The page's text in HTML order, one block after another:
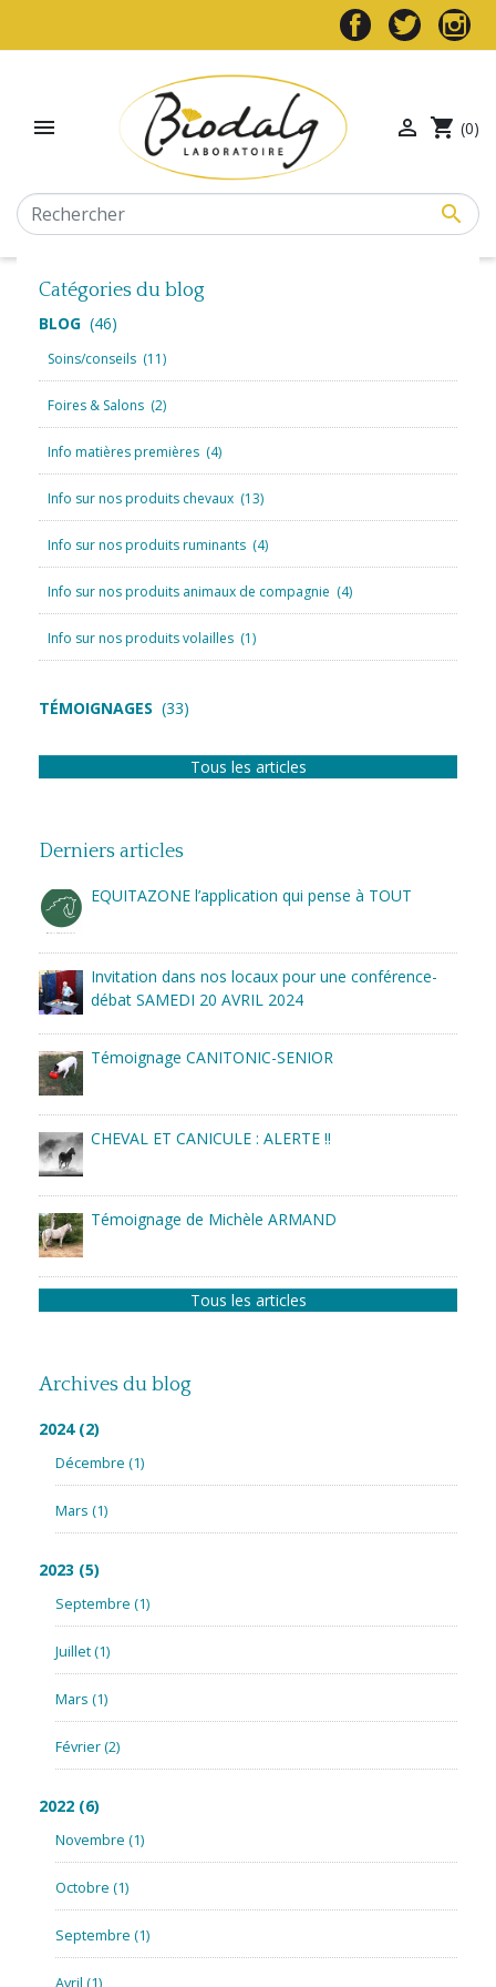


 shopping_cart (0)
Catégories du blog
BLOG (46)
Soins/conseils (11)
Foires & Salons (2)
Info matières premières (4)
Info sur nos produits chevaux (13)
Info sur nos produits ruminants (4)
Info sur nos produits animaux de compagnie (4)
Info sur nos produits volailles (1)
TÉMOIGNAGES (33)
Tous les articles
Derniers articles
EQUITAZONE l’application qui pense à TOUT
Invitation dans nos locaux pour une conférence-
débat SAMEDI 20 AVRIL 2024
Témoignage CANITONIC-SENIOR
CHEVAL ET CANICULE : ALERTE !!
Témoignage de Michèle ARMAND
Tous les articles
Archives du blog
2024 (2)
Décembre (1)
Mars (1)
2023 (5)
Septembre (1)
Juillet(1)
Mars (1)
Février(2)
2022 (6)
Novembre (1)
Octobre (1)
Septembre (1)
Avril (1)